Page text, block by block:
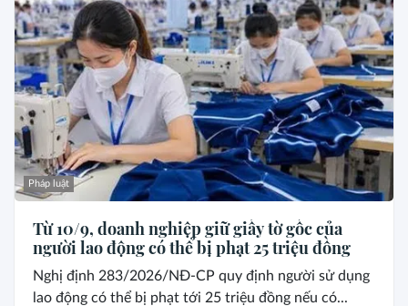
Pháp luật
Từ 10/9, doanh nghiệp giữ giấy tờ gốc của
người lao động có thể bị phạt 25 triệu đồng
Nghị định 283/2026/NĐ-CP quy định người sử dụng
lao động có thể bị phạt tới 25 triệu đồng nếu có...